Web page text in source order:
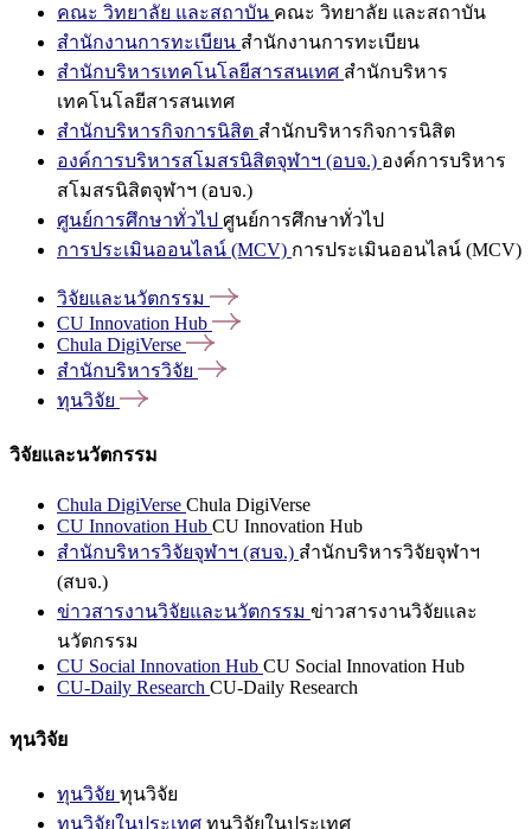
คณะ วิทยาลัย และสถาบัน คณะ วิทยาลัย และสถาบัน
สำนักงานการทะเบียน สำนักงานการทะเบียน
สำนักบริหารเทคโนโลยีสารสนเทศ สำนักบริหาร
เทคโนโลยีสารสนเทศ
สำนักบริหารกิจการนิสิต สำนักบริหารกิจการนิสิต
องค์การบริหารสโมสรนิสิตจุฬาฯ (อบจ.) องค์การบริหาร
สโมสรนิสิตจุฬาฯ (อบจ.)
ศูนย์การศึกษาทั่วไป ศูนย์การศึกษาทั่วไป
การประเมินออนไลน์ (MCV) การประเมินออนไลน์ (MCV)
วิจัยและนวัตกรรม
CU Innovation Hub
Chula DigiVerse
สำนักบริหารวิจัย
ทุนวิจัย
วิจัยและนวัตกรรม
Chula DigiVerse Chula DigiVerse
CU Innovation Hub CU Innovation Hub
สำนักบริหารวิจัยจุฬาฯ (สบจ.) สำนักบริหารวิจัยจุฬาฯ
(สบจ.)
ข่าวสารงานวิจัยและนวัตกรรม ข่าวสารงานวิจัยและ
นวัตกรรม
CU Social Innovation Hub CU Social Innovation Hub
CU-Daily Research CU-Daily Research
ทุนวิจัย
ทุนวิจัย ทุนวิจัย
ทุนวิจัยในประเทศ ทุนวิจัยในประเทศ